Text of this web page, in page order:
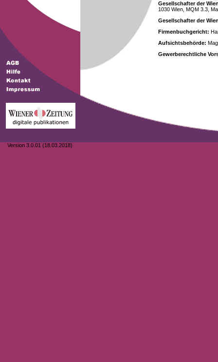
Version 3.0.01 (18.03.2018)
Gesellschafter der
1030 Wien, MQM 3.3,
Gesellschafter der
Firmenbuchgericht:
Aufsichtsbehörde:
Gewerberechtliche